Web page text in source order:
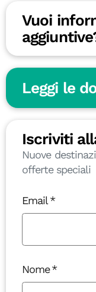
Vuoi
Leggi le
Iscriviti
Nuove
offerte speciali
Email
Nome